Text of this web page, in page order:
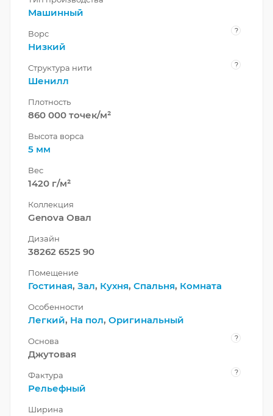
Машинный
Ворс ?
Низкий
Структура нити ?
Шенилл
Плотность
860 000 точек/м²
Высота ворса
5 мм
Вес
1420 г/м²
Коллекция
Genova Овал
Дизайн
38262 6525 90
Помещение
Гостиная, Зал, Кухня, Спальня, Комната
Особенности
Легкий, На пол, Оригинальный
Основа ?
Джутовая
Фактура ?
Рельефный
Ширина